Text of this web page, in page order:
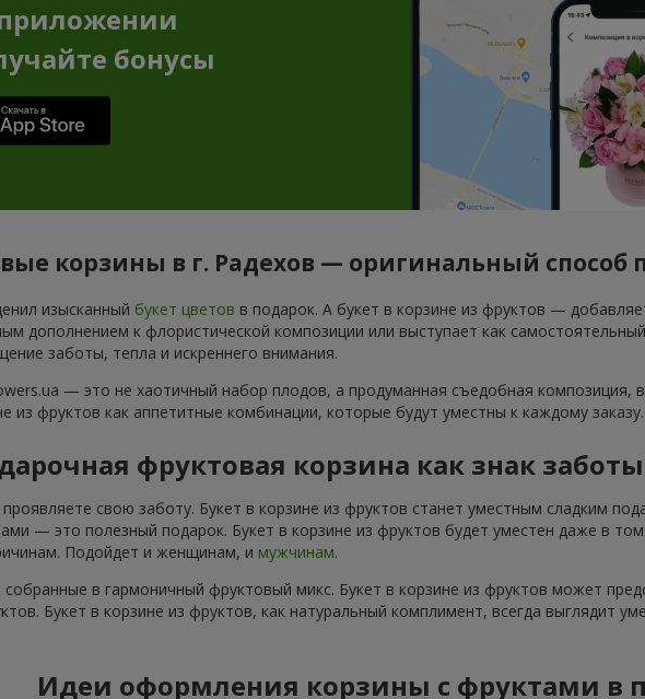
бонусы
корзины в г. Радехов — оригинальный способ
изысканный букет цветов в подарок. А букет в корзине из фруктов —
дополнением к флористической композиции или выступает как
заботы, тепла и искреннего внимания.
— это не хаотичный набор плодов, а продуманная съедобная
из фруктов как аппетитные комбинации, которые будут уместны к каждому заказу.
фруктовая корзина как знак
свою заботу. Букет в корзине из фруктов станет уместным сладким
— это полезный подарок. Букет в корзине из фруктов будет уместен даже в
Подойдет и женщинам, и мужчинам.
в гармоничный фруктовый микс. Букет в корзине из фруктов может
Букет в корзине из фруктов, как натуральный комплимент, всегда выглядит
Идеи оформления корзины с фруктами в